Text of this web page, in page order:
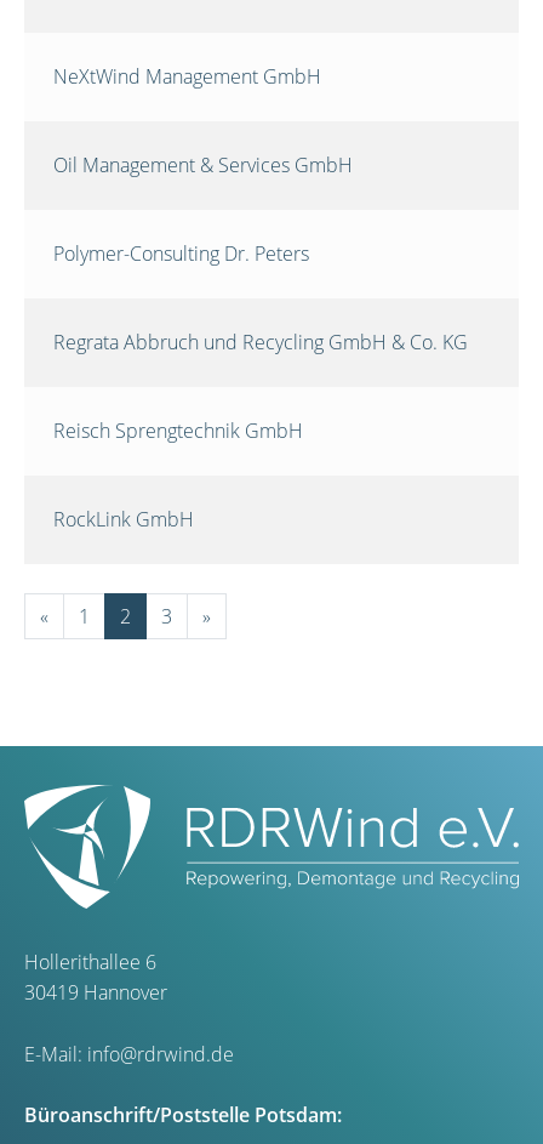
NeXtWind Management GmbH
Oil Management & Services GmbH
Polymer-Consulting Dr. Peters
Regrata Abbruch und Recycling GmbH & Co. KG
Reisch Sprengtechnik GmbH
RockLink GmbH
« 1 2 3 »
Hollerithallee 6
30419 Hannover
E-Mail: info@rdrwind.de
Büroanschrift/Poststelle Potsdam: